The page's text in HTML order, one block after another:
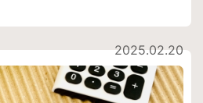
2025.02.20